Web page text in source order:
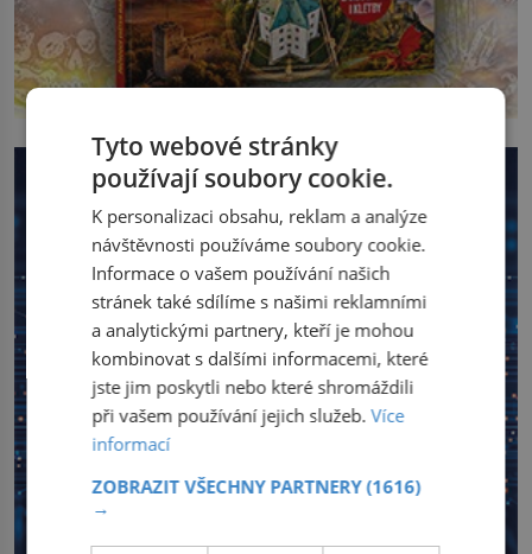
Tyto webové stránky
používají soubory cookie.
K personalizaci obsahu, reklam a analýze
návštěvnosti používáme soubory cookie.
Informace o vašem používání našich
stránek také sdílíme s našimi reklamními
a analytickými partnery, kteří je mohou
kombinovat s dalšími informacemi, které
jste jim poskytli nebo které shromáždili
při vašem používání jejich služeb.Více
informací
ZOBRAZIT VŠECHNY PARTNERY(1616)
→